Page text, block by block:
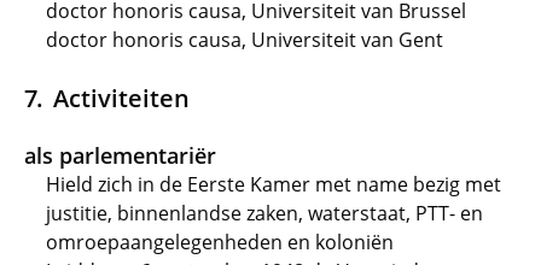
doctor honoris causa, Universiteit van Brussel
doctor honoris causa, Universiteit van Gent
Activiteiten
als parlementariër
Hield zich in de Eerste Kamer met name bezig met
justitie, binnenlandse zaken, waterstaat, PTT- en
omroepaangelegenheden en koloniën